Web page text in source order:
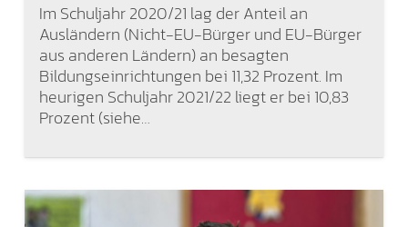
Im Schuljahr 2020/21 lag der Anteil an
Ausländern (Nicht-EU-Bürger und EU-Bürger
aus anderen Ländern) an besagten
Bildungseinrichtungen bei 11,32 Prozent. Im
heurigen Schuljahr 2021/22 liegt er bei 10,83
Prozent (siehe…